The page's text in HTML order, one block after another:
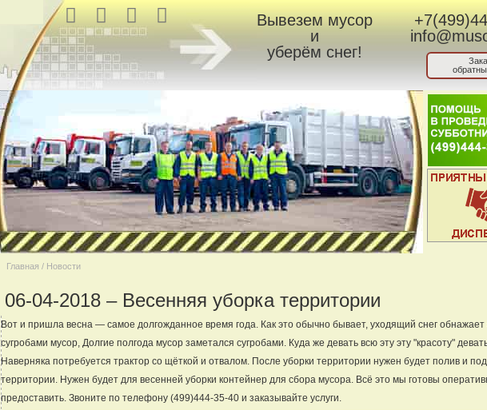
Вывезем мусор
и
уберём снег!
Главная / Новости
06-04-2018 – Весенняя уборка территории
Вот и пришла весна — самое долгожданное время года. Как это обычно бывает, уходящий снег
сугробами мусор, Долгие полгода мусор заметался сугробами. Куда же девать всю эту эту "красоту"
Наверняка потребуется трактор со щёткой и отвалом. После уборки территории нужен будет полив и
территории. Нужен будет для весенней уборки контейнер для сбора мусора. Всё это мы готовы
предоставить. Звоните по телефону (499)444-35-40 и заказывайте услуги.